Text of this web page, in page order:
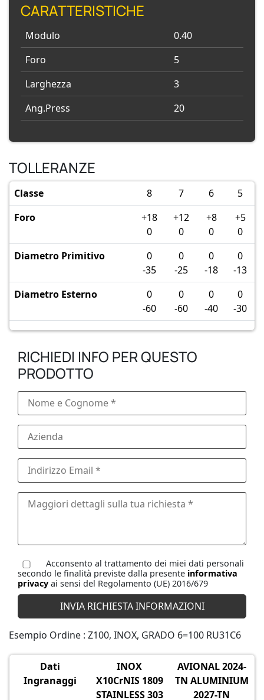
CARATTERISTICHE
Modulo
0.40
Foro
5
Larghezza
3
Ang.Press
20
TOLLERANZE
Classe 8 7 6
5
Foro
+18
0
+12
0
+8
0
+5
0
Diametro Primitivo
0
-35
0
-25
0
-18
0
-13
Diametro Esterno
0
-60
0
-60
0
-40
0
-30
RICHIEDI INFO PER QUESTO
PRODOTTO
Acconsento al trattamento dei miei dati personali
secondo le finalità previste dalla presente informativa
privacy ai sensi del Regolamento (UE) 2016/679
Esempio Ordine : Z100, INOX, GRADO 6=100 RU31C6
Dati
Ingranaggi
INOX
X10CrNIS 1809
STAINLESS 303
AVIONAL 2024-
TN ALUMINIUM
2027-TN